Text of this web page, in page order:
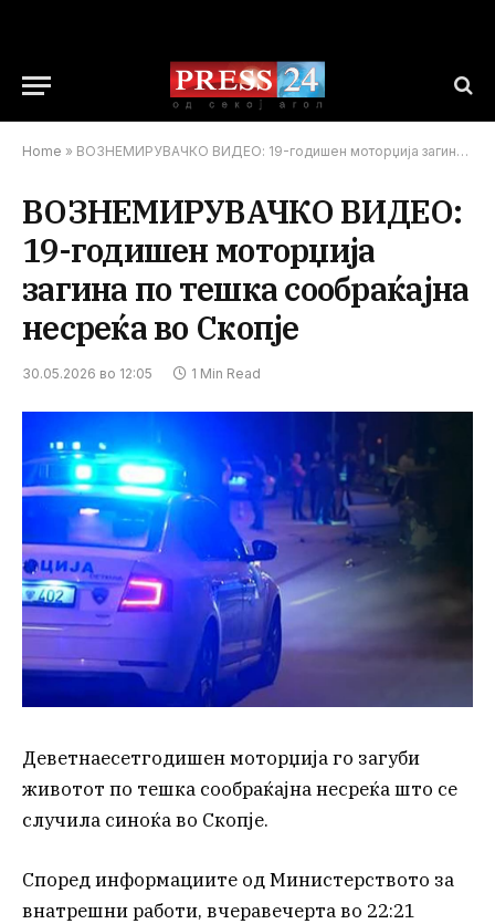
Home » ВОЗНЕМИРУВАЧКО ВИДЕО: 19-годишен моторџија загина по тешка сообраќајна несреќа во Скопје
ВОЗНЕМИРУВАЧКО ВИДЕО:
19-годишен моторџија
загина по тешка сообраќајна
несреќа во Скопје
30.05.2026 во 12:05 1 Min Read
Деветнаесетгодишен моторџија го загуби
животот по тешка сообраќајна несреќа што се
случила синоќа во Скопје.
Според информациите од Министерството за
внатрешни работи, вчеравечерта во 22:21